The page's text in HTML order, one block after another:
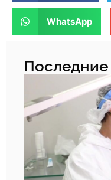
WhatsApp
Последние